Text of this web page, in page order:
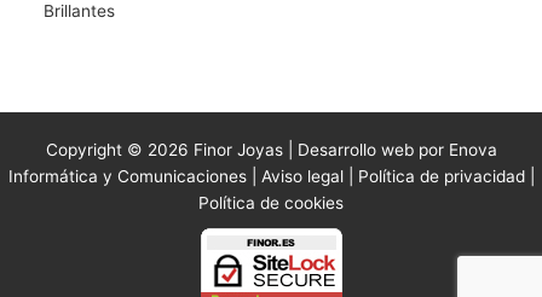
Brillantes
Copyright © 2026 Finor Joyas | Desarrollo web por Enova
Informática y Comunicaciones | Aviso legal| Política de privacidad|
Política de cookies